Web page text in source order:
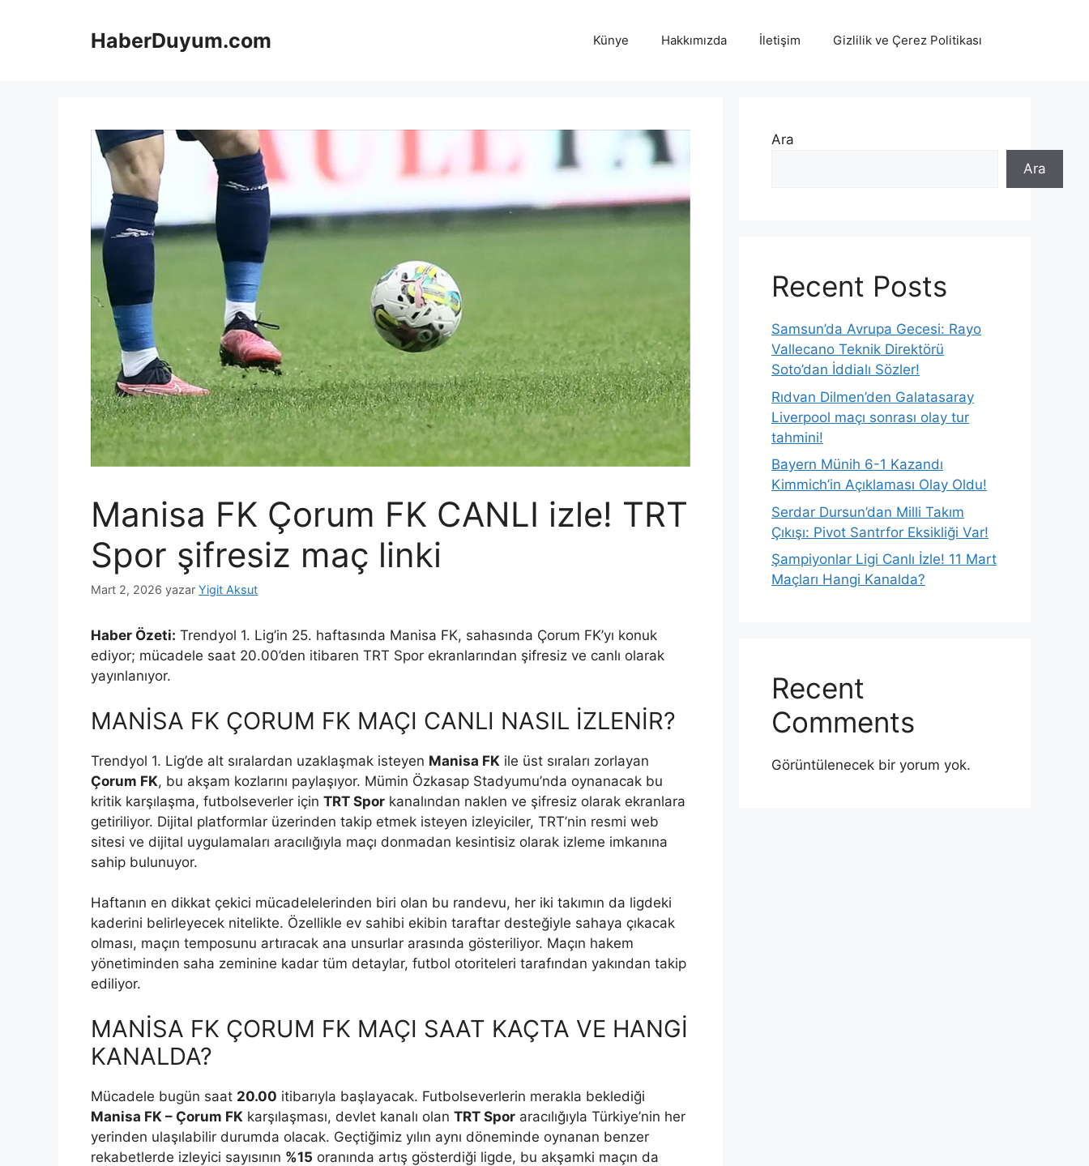
HaberDuyum.com Künye Hakkımızda İletişim Gizlilik ve Çerez Politikası
Manisa FK Çorum FK CANLI izle! TRT
Spor şifresiz maç linki
Mart 2, 2026 yazar Yigit Aksut
Haber Özeti: Trendyol 1. Lig’in 25. haftasında Manisa FK, sahasında Çorum FK’yı konuk
ediyor; mücadele saat 20.00’den itibaren TRT Spor ekranlarından şifresiz ve canlı olarak
yayınlanıyor.
MANİSA FK ÇORUM FK MAÇI CANLI NASIL İZLENİR?
Trendyol 1. Lig’de alt sıralardan uzaklaşmak isteyen Manisa FK ile üst sıraları zorlayan
Çorum FK, bu akşam kozlarını paylaşıyor. Mümin Özkasap Stadyumu’nda oynanacak bu
kritik karşılaşma, futbolseverler için TRT Spor kanalından naklen ve şifresiz olarak ekranlara
getiriliyor. Dijital platformlar üzerinden takip etmek isteyen izleyiciler, TRT’nin resmi web
sitesi ve dijital uygulamaları aracılığıyla maçı donmadan kesintisiz olarak izleme imkanına
sahip bulunuyor.
Haftanın en dikkat çekici mücadelelerinden biri olan bu randevu, her iki takımın da ligdeki
kaderini belirleyecek nitelikte. Özellikle ev sahibi ekibin taraftar desteğiyle sahaya çıkacak
olması, maçın temposunu artıracak ana unsurlar arasında gösteriliyor. Maçın hakem
yönetiminden saha zeminine kadar tüm detaylar, futbol otoriteleri tarafından yakından takip
ediliyor.
MANİSA FK ÇORUM FK MAÇI SAAT KAÇTA VE HANGİ
KANALDA?
Mücadele bugün saat 20.00 itibarıyla başlayacak. Futbolseverlerin merakla beklediği
Manisa FK – Çorum FK karşılaşması, devlet kanalı olan TRT Spor aracılığıyla Türkiye’nin her
yerinden ulaşılabilir durumda olacak. Geçtiğimiz yılın aynı döneminde oynanan benzer
rekabetlerde izleyici sayısının %15 oranında artış gösterdiği ligde, bu akşamki maçın da
Ara
Ara
Recent Posts
Samsun’da Avrupa Gecesi: Rayo
Vallecano Teknik Direktörü
Soto’dan İddialı Sözler!
Rıdvan Dilmen’den Galatasaray
Liverpool maçı sonrası olay tur
tahmini!
Bayern Münih 6-1 Kazandı
Kimmich’in Açıklaması Olay Oldu!
Serdar Dursun’dan Milli Takım
Çıkışı: Pivot Santrfor Eksikliği Var!
Şampiyonlar Ligi Canlı İzle! 11 Mart
Maçları Hangi Kanalda?
Recent
Comments
Görüntülenecek bir yorum yok.